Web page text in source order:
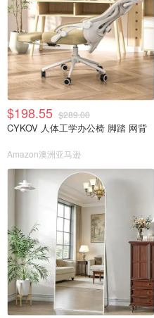
$198.55 $289.00
CYKOV 人体工学办公椅 脚踏 网背
Amazon澳洲亚马逊